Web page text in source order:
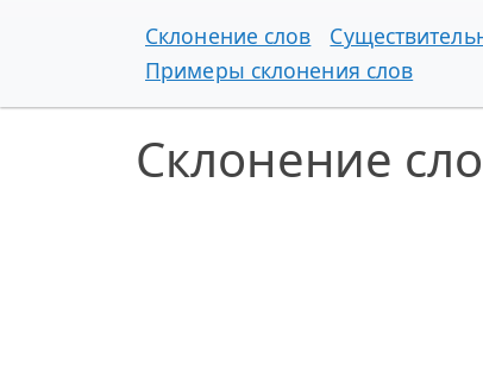
Склонение слов
Примеры склонения слов
Склонение